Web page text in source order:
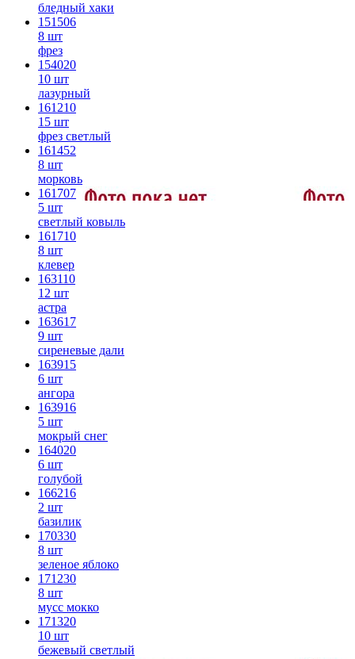
бледный хаки
151506
8 шт
фрез
154020
10 шт
лазурный
161210
15 шт
фрез светлый
161452
8 шт
морковь
161707
5 шт
светлый ковыль
161710
8 шт
клевер
163110
12 шт
астра
163617
9 шт
сиреневые дали
163915
6 шт
ангора
163916
5 шт
мокрый снег
164020
6 шт
голубой
166216
2 шт
базилик
170330
8 шт
зеленое яблоко
171230
8 шт
мусс мокко
171320
10 шт
бежевый светлый